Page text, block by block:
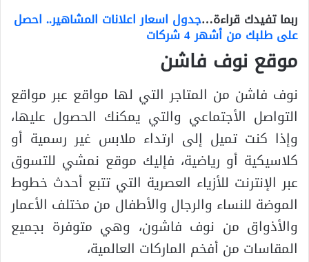
ربما تفيدك قراءة…جدول اسعار اعلانات المشاهير.. احصل
على طلبك من أشهر 4 شركات
موقع نوف فاشن
نوف فاشن من المتاجر التي لها مواقع عبر مواقع
التواصل الأجتماعي والتي يمكنك الحصول عليها،
وإذا كنت تميل إلى ارتداء ملابس غير رسمية أو
كلاسيكية أو رياضية، فإليك موقع نمشي للتسوق
عبر الإنترنت للأزياء العصرية التي تتبع أحدث خطوط
الموضة للنساء والرجال والأطفال من مختلف الأعمار
والأذواق من نوف فاشون، وهي متوفرة بجميع
المقاسات من أفخم الماركات العالمية،